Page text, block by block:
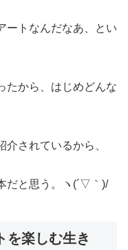
ートなんだなあ、とい
たから、はじめどんな
されているから、
だと思う。ヽ(´▽｀)/
を楽しむ生き